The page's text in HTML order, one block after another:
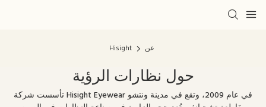
Hisight عن
حول نظارات الرؤية
تأسست شركة Hisight Eyewear في عام 2009، وتقع في مدينة ونتشو